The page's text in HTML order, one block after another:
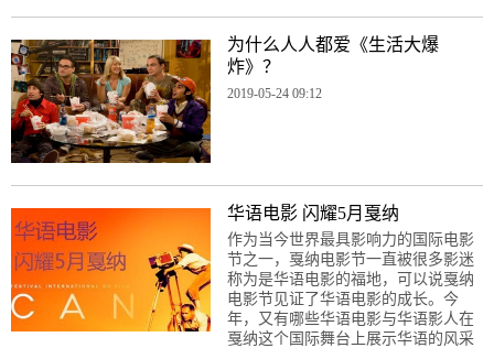
为什么人人都爱《生活大爆
炸》？
2019-05-24 09:12
华语电影 闪耀5月戛纳
作为当今世界最具影响力的国际电影
节之一，戛纳电影节一直被很多影迷
称为是华语电影的福地，可以说戛纳
电影节见证了华语电影的成长。今
年，又有哪些华语电影与华语影人在
戛纳这个国际舞台上展示华语的风采